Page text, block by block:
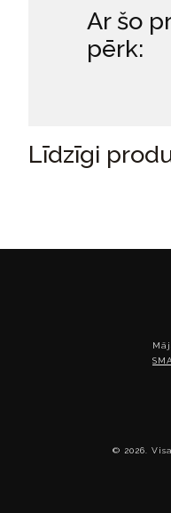
Ar šo
pērk:
Līdzīgi
© 2026.